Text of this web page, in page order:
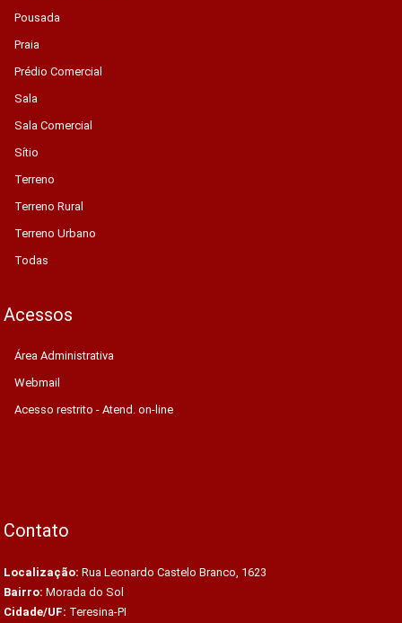
Pousada
Praia
Prédio Comercial
Sala
Sala Comercial
Sítio
Terreno
Terreno Rural
Terreno Urbano
Todas
Acessos
Área Administrativa
Webmail
Acesso restrito - Atend. on-line
Contato
Localização: Rua Leonardo Castelo Branco, 1623
Bairro: Morada do Sol
Cidade/UF: Teresina-PI